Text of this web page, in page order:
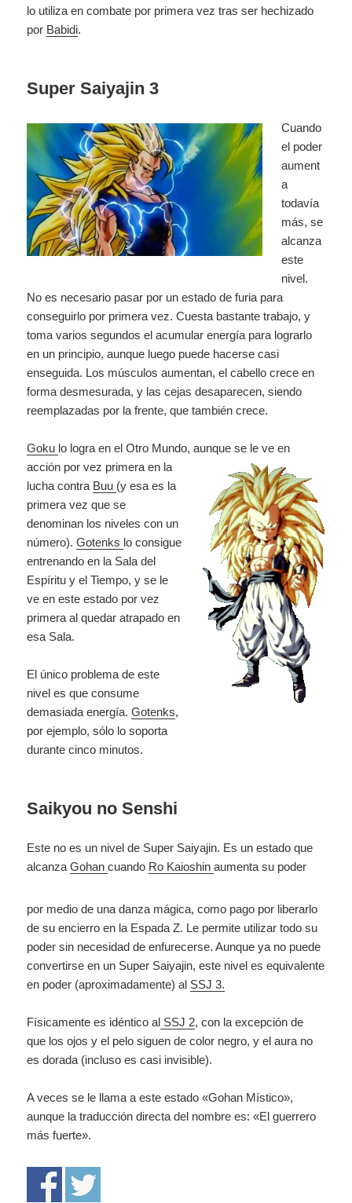
lo utiliza en combate por primera vez tras ser hechizado
por Babidi.
Super Saiyajin 3
Cuando
el poder
aument
a
todavía
más, se
alcanza
este
nivel.
No es necesario pasar por un estado de furia para
conseguirlo por primera vez. Cuesta bastante trabajo, y
toma varios segundos el acumular energía para lograrlo
en un principio, aunque luego puede hacerse casi
enseguida. Los músculos aumentan, el cabello crece en
forma desmesurada, y las cejas desaparecen, siendo
reemplazadas por la frente, que también crece.
Goku lo logra en el Otro Mundo, aunque se le ve en
acción por vez primera en la
lucha contra Buu (y esa es la
primera vez que se
denominan los niveles con un
número).Gotenks lo consigue
entrenando en la Sala del
Espíritu y el Tiempo, y se le
ve en este estado por vez
primera al quedar atrapado en
esa Sala.
El único problema de este
nivel es que consume
demasiada energía.Gotenks,
por ejemplo, sólo lo soporta
durante cinco minutos.
Saikyou no Senshi
Este no es un nivel de Super Saiyajin. Es un estado que
alcanzaGohancuando Ro Kaioshinaumenta su poder
por medio de una danza mágica, como pago por liberarlo
de su encierro en la Espada Z. Le permite utilizar todo su
poder sin necesidad de enfurecerse. Aunque ya no puede
convertirse en un Super Saiyajin, este nivel es equivalente
en poder (aproximadamente) al SSJ 3.
Físicamente es idéntico al SSJ 2, con la excepción de
que los ojos y el pelo siguen de color negro, y el aura no
es dorada (incluso es casi invisible).
A veces se le llama a este estado «Gohan Místico»,
aunque la traducción directa del nombre es: «El guerrero
más fuerte».